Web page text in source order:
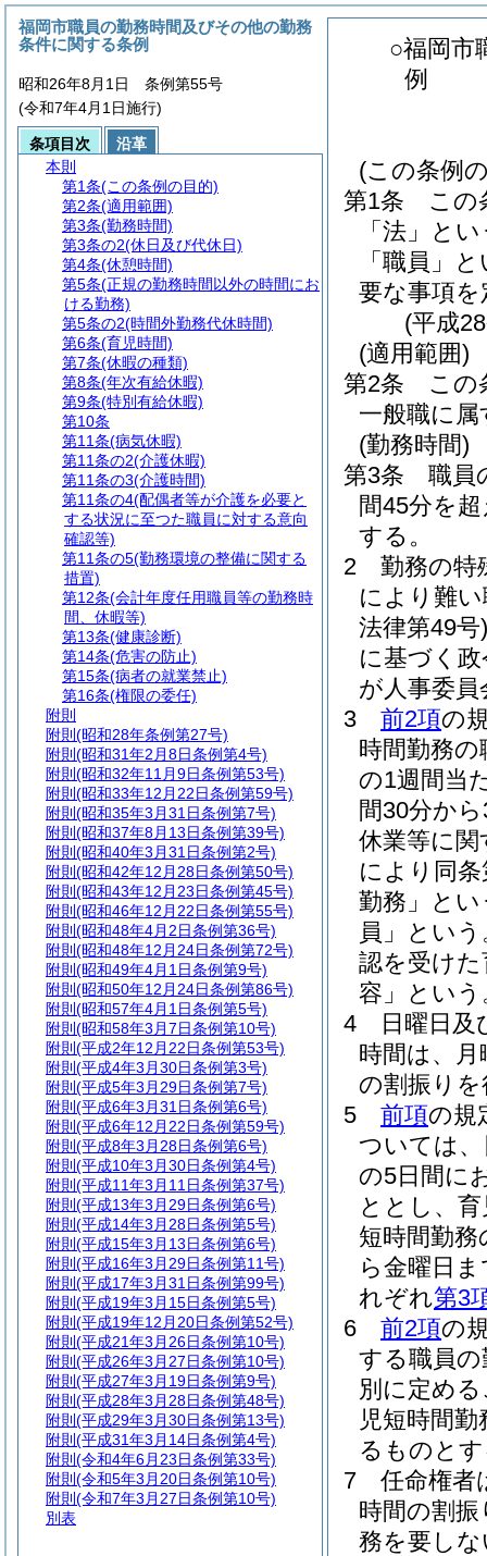
○福岡市
例
(この条例
第1条
この
「法」と
「職員」
要な事項
(平成
(適用範囲)
第2条
この
一般職に
(勤務時間)
第3条
職員
間45分を
する。
2
勤務の特
により難
法律第49号)
に基づく
が人事委
3
前2項の
時間勤務
の1週間当
間30分か
休業等に関
により同
勤務」とい
員」という
認を受け
容」という
4
日曜日
時間は、
の割振り
5
前項の規
ついては
の5日間に
ととし、
短時間勤
ら金曜日
れぞれ第3
6
前2項の
する職員
別に定め
児短時間
るものと
7
任命権者
時間の割
務を要しな
福岡市職員の勤務時間及びその他の勤務
条件に関する条例
昭和26年8月1日 条例第55号
(令和7年4月1日施行)
条項目次
沿革
本則
第1条(この条例の目的)
第2条(適用範囲)
第3条(勤務時間)
第3条の2(休日及び代休日)
第4条(休憩時間)
第5条(正規の勤務時間以外の時間にお
ける勤務)
第5条の2(時間外勤務代休時間)
第6条(育児時間)
第7条(休暇の種類)
第8条(年次有給休暇)
第9条(特別有給休暇)
第10条
第11条(病気休暇)
第11条の2(介護休暇)
第11条の3(介護時間)
第11条の4(配偶者等が介護を必要と
する状況に至つた職員に対する意向
確認等)
第11条の5(勤務環境の整備に関する
措置)
第12条(会計年度任用職員等の勤務時
間、休暇等)
第13条(健康診断)
第14条(危害の防止)
第15条(病者の就業禁止)
第16条(権限の委任)
附則
附則 (昭和28年条例第27号)
附則 (昭和31年2月8日条例第4号)
附則 (昭和32年11月9日条例第53号)
附則 (昭和33年12月22日条例第59号)
附則 (昭和35年3月31日条例第7号)
附則 (昭和37年8月13日条例第39号)
附則 (昭和40年3月31日条例第2号)
附則 (昭和42年12月28日条例第50号)
附則 (昭和43年12月23日条例第45号)
附則 (昭和46年12月22日条例第55号)
附則 (昭和48年4月2日条例第36号)
附則 (昭和48年12月24日条例第72号)
附則 (昭和49年4月1日条例第9号)
附則 (昭和50年12月24日条例第86号)
附則 (昭和57年4月1日条例第5号)
附則 (昭和58年3月7日条例第10号)
附則 (平成2年12月22日条例第53号)
附則 (平成4年3月30日条例第3号)
附則 (平成5年3月29日条例第7号)
附則 (平成6年3月31日条例第6号)
附則 (平成6年12月22日条例第59号)
附則 (平成8年3月28日条例第6号)
附則 (平成10年3月30日条例第4号)
附則 (平成11年3月11日条例第37号)
附則 (平成13年3月29日条例第6号)
附則 (平成14年3月28日条例第5号)
附則 (平成15年3月13日条例第6号)
附則 (平成16年3月29日条例第11号)
附則 (平成17年3月31日条例第99号)
附則 (平成19年3月15日条例第5号)
附則 (平成19年12月20日条例第52号)
附則 (平成21年3月26日条例第10号)
附則 (平成26年3月27日条例第10号)
附則 (平成27年3月19日条例第9号)
附則 (平成28年3月28日条例第48号)
附則 (平成29年3月30日条例第13号)
附則 (平成31年3月14日条例第4号)
附則 (令和4年6月23日条例第33号)
附則 (令和5年3月20日条例第10号)
附則 (令和7年3月27日条例第10号)
別表